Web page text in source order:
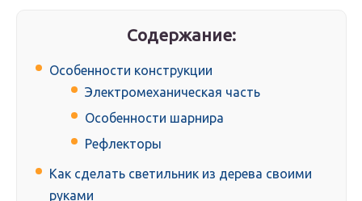
Содержание:
Особенности конструкции
Электромеханическая часть
Особенности шарнира
Рефлекторы
Как сделать светильник из дерева своими
руками